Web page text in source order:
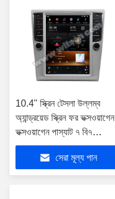
10.4" স্ক্রিন টেসলা উল্লম্ব
অ্যান্ড্রয়েড স্ক্রিন ফর ভক্সওয়াগেন
ভক্সওয়াগেন পাস্যাট ৭ বি৭
এনএমএস ভক্সওয়াগেন ম্যাগোটান
২০১২-২০১৬ সেরা মূল্য পান